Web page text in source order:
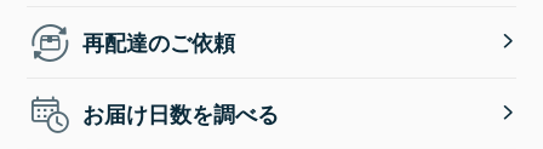
再配達のご依頼
お届け日数を調べる